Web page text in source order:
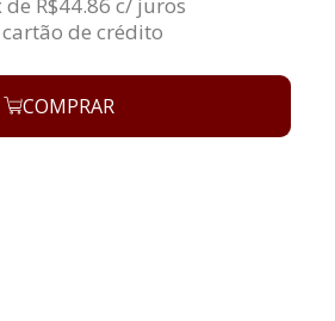
de crédito
COMPRAR